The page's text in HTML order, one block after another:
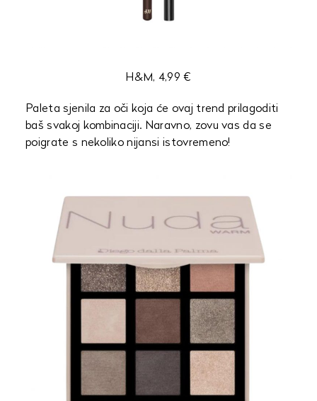
H&M, 4,99 €
Paleta sjenila za oči koja će ovaj trend prilagoditi
baš svakoj kombinaciji. Naravno, zovu vas da se
poigrate s nekoliko nijansi istovremeno!